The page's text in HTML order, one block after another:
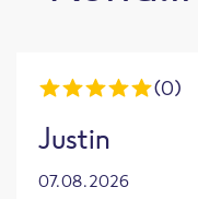
(0)
Justin
07.08.2026